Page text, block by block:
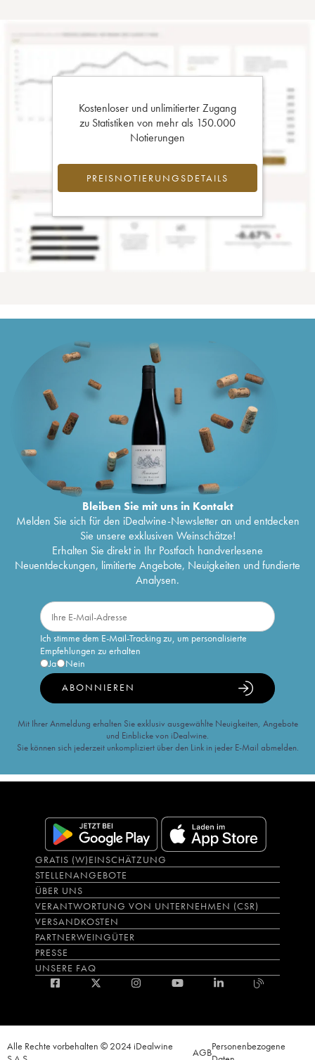
Kostenloser und unlimitierter Zugang
zu Statistiken von mehr als 150.000
Notierungen
PREISNOTIERUNGSDETAILS
Bleiben Sie mit uns in Kontakt
Melden Sie sich für den iDealwine-Newsletter an und entdecken
Sie unsere exklusiven Weinschätze!
Erhalten Sie direkt in Ihr Postfach handverlesene
Neuentdeckungen, limitierte Angebote, Neuigkeiten und fundierte
Analysen.
Ich stimme dem E-Mail-Tracking zu, um personalisierte
Empfehlungen zu erhalten
Ja
Nein
ABONNIEREN
Mit Ihrer Anmeldung erhalten Sie exklusiv ausgewählte Neuigkeiten, Angebote
und Einblicke von iDealwine.
Sie können sich jederzeit unkompliziert über den Link in jeder E-Mail abmelden.
GRATIS (W)EINSCHÄTZUNG
STELLENANGEBOTE
ÜBER UNS
VERANTWORTUNG VON UNTERNEHMEN (CSR)
VERSANDKOSTEN
PARTNERWEINGÜTER
PRESSE
UNSERE FAQ
Alle Rechte vorbehalten © 2024 iDealwine
AGBPersonenbezogene